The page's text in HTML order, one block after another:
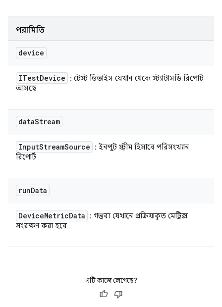
পরামিতি
device
ITestDevice
: টেস্ট ডিভাইস যেখান থেকে স্ট্যাটাসডি রিপোর্ট
আসছে
dataStream
InputStreamSource
: ইনপুট স্ট্রীম হিসাবে পরিসংখ্যান
রিপোর্ট
runData
DeviceMetricData
: গন্তব্য যেখানে প্রক্রিয়াকৃত মেট্রিক্স
সংরক্ষণ করা হবে
এটি কাজে লেগেছে?